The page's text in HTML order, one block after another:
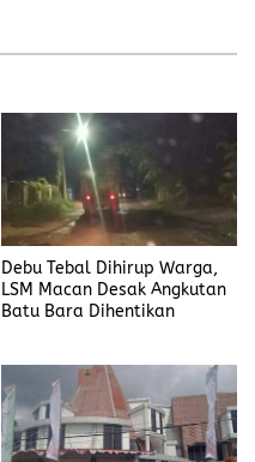
Debu Tebal Dihirup Warga,
LSM Macan Desak Angkutan
Batu Bara Dihentikan